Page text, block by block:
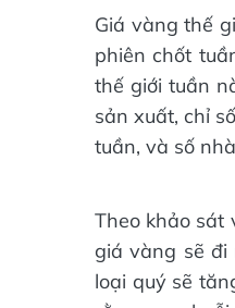
Giá vàng thế
phiên chốt
thế giới tuần
sản xuất, chỉ
tuần, và số
Theo khảo sát
giá vàng sẽ
loại quý sẽ